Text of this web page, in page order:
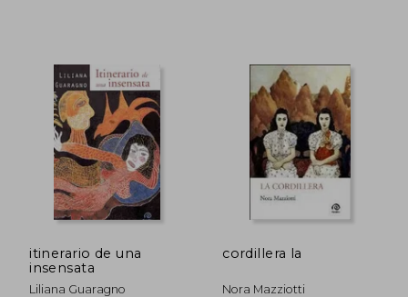
45%
dcto.
$ 115.385
$ 63.462
45%
dcto.
itinerario de una
insensata
Liliana Guaragno
cordillera la
Nora Mazziotti